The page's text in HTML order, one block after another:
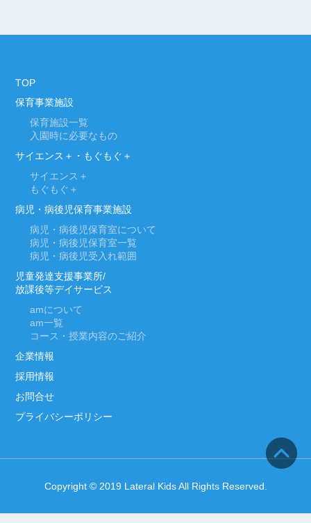
TOP
保育事業施設
保育施設一覧
入園時に必要なもの
サイエンス＋・もぐもぐ＋
サイエンス＋
もぐもぐ＋
病児・病後児保育事業施設
病児・病後児保育室について
病児・病後児保育室一覧
病児・病後児受入れ範囲
児童発達支援事業所/
放課後等デイサービス
amについて
am一覧
コース・授業内容のご紹介
企業情報
採用情報
お問合せ
プライバシーポリシー
Copyright © 2019 Lateral Kids All Rights Reserved.